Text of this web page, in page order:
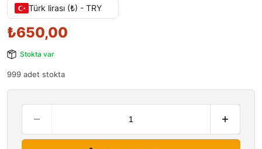
Türk lirası (₺) - TRY
₺650,00
Stokta var
999 adet stokta